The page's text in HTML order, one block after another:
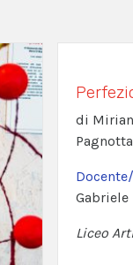
di
Gabriele
Liceo